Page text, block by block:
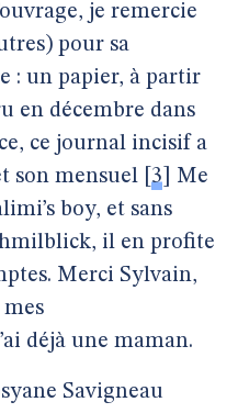
je remercie
pour sa
: un papier, à partir
en décembre dans
ce journal incisif a
son mensuel 3
Me
boy, et sans
il en profite
Merci Sylvain,
déjà une maman.
Savigneau